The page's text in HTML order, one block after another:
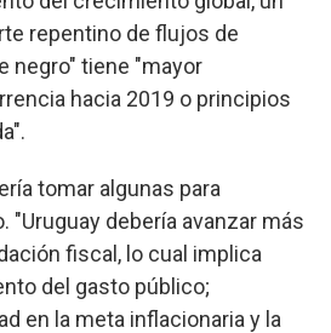
repentino de flujos de
negro" tiene "mayor
hacia 2019 o principios
tomar algunas para
"Uruguay debería avanzar más
fiscal, lo cual implica
del gasto público;
en la meta inflacionaria y la